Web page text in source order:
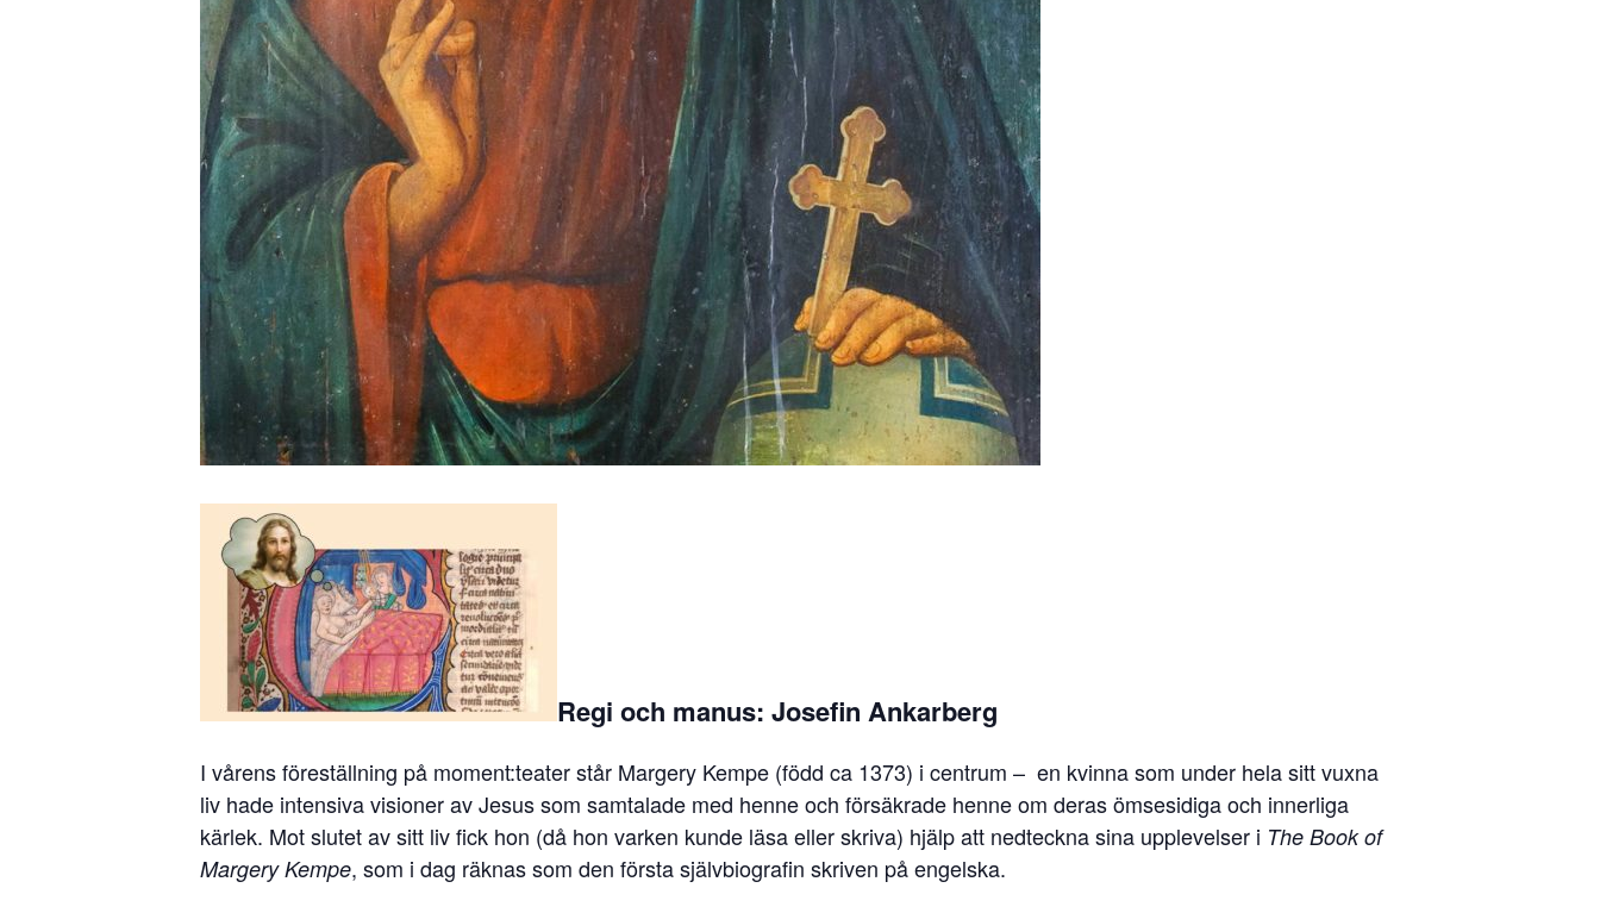
Regi och manus: Josefin Ankarberg
I vårens föreställning på moment:teater står Margery Kempe (född ca 1373) i centrum – en kvinna som under hela sitt vuxna
liv hade intensiva visioner av Jesus som samtalade med henne och försäkrade henne om deras ömsesidiga och innerliga
kärlek. Mot slutet av sitt liv fick hon (då hon varken kunde läsa eller skriva) hjälp att nedteckna sina upplevelser i The Book of
Margery Kempe, som i dag räknas som den första självbiografin skriven på engelska.